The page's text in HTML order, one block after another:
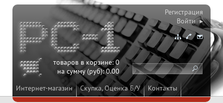
Интернет-магазин Скупка, Оценка Б/У Контакты
товаров в корзине:0
на сумму (руб):0.00
Регистрация
Войти ▸